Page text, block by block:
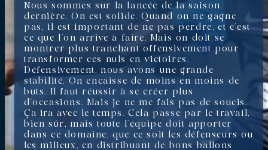
Nous sommes sur la lancée de la saison
dernière. On est solide. Quand on ne gagne
pas, il est important de ne pas perdre, et c’est
ce que l’on arrive à faire. Mais on doit se
montrer plus tranchant offensivement pour
transformer ces nuls en victoires.
Défensivement, nous avons une grande
stabilité. On encaisse de moins en moins de
buts. Il faut réussir à se créer plus
d’occasions. Mais je ne me fais pas de soucis.
Ça ira avec le temps. Cela passe par le travail,
bien sûr, mais toute l’équipe doit apporter
dans ce domaine, que ce soit les défenseurs ou
les milieux, en distribuant de bons ballons